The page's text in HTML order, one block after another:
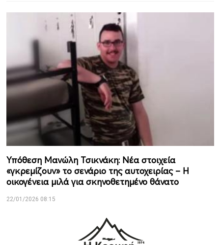
Υπόθεση Μανώλη Τσικνάκη: Νέα στοιχεία
«γκρεμίζουν» το σενάριο της αυτοχειρίας – Η
οικογένεια μιλά για σκηνοθετημένο θάνατο
22/01/2026 08:15